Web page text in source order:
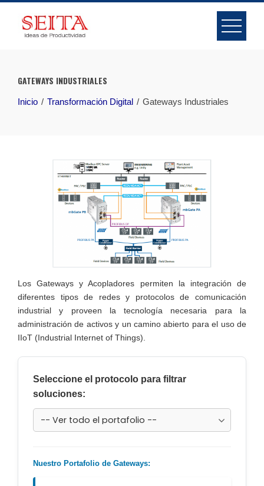
content
GATEWAYS INDUSTRIALES
Inicio Transformación Digital Gateways Industriales
Los Gateways y Acopladores permiten la integración de
diferentes tipos de redes y protocolos de comunicación
industrial y proveen la tecnología necesaria para la
administración de activos y un camino abierto para el uso de
IIoT (Industrial Internet of Things).
Seleccione el protocolo para filtrar
soluciones:
Nuestro Portafolio de Gateways: